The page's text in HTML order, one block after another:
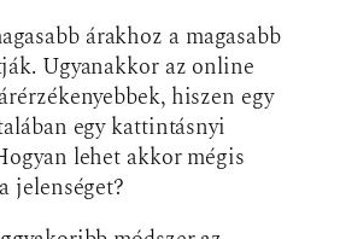
árakhoz a magasabb
Ugyanakkor az online
hiszen egy
egy kattintásnyi
lehet akkor mégis
jelenséget?